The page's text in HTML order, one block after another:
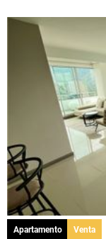
Apartamento Venta